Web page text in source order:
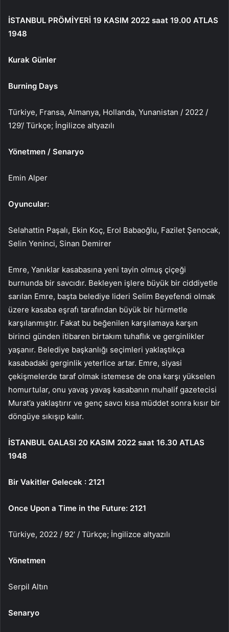
İSTANBUL PRÖMİYERİ 19 KASIM 2022 saat 19.00 ATLAS
1948
Kurak Günler
Burning Days
Türkiye, Fransa, Almanya, Hollanda, Yunanistan / 2022 /
129’/ Türkçe; İngilizce altyazılı
Yönetmen / Senaryo
Emin Alper
Oyuncular:
Selahattin Paşalı, Ekin Koç, Erol Babaoğlu, Fazilet Şenocak,
Selin Yeninci, Sinan Demirer
Emre, Yanıklar kasabasına yeni tayin olmuş çiçeği
burnunda bir savcıdır. Bekleyen işlere büyük bir ciddiyetle
sarılan Emre, başta belediye lideri Selim Beyefendi olmak
üzere kasaba eşrafı tarafından büyük bir hürmetle
karşılanmıştır. Fakat bu beğenilen karşılamaya karşın
birinci günden itibaren birtakım tuhaflık ve gerginlikler
yaşanır. Belediye başkanlığı seçimleri yaklaştıkça
kasabadaki gerginlik yeterlice artar. Emre, siyasi
çekişmelerde taraf olmak istemese de ona karşı yükselen
homurtular, onu yavaş yavaş kasabanın muhalif gazetecisi
Murat’a yaklaştırır ve genç savcı kısa müddet sonra kısır bir
döngüye sıkışıp kalır.
İSTANBUL GALASI 20 KASIM 2022 saat 16.30 ATLAS
1948
Bir Vakitler Gelecek : 2121
Once Upon a Time in the Future: 2121
Türkiye, 2022 / 92’ / Türkçe; İngilizce altyazılı
Yönetmen
Serpil Altın
Senaryo